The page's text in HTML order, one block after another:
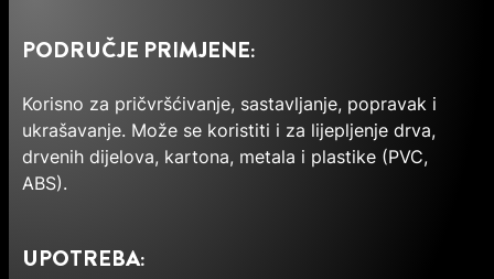
PODRUČJE PRIMJENE:
Korisno za pričvršćivanje, sastavljanje, popravak i
ukrašavanje. Može se koristiti i za lijepljenje drva,
drvenih dijelova, kartona, metala i plastike (PVC,
ABS).
UPOTREBA: